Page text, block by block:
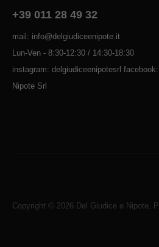
+39 011 28 49 32
mail: info@delgiudiceenipote.it
Lun-Ven - 8:30-12:30 / 14:30-18:30
instagram: delgiudiceenipotesrl
Nipote Srl
Copyright © 2026 Del Giudice e Nipote.